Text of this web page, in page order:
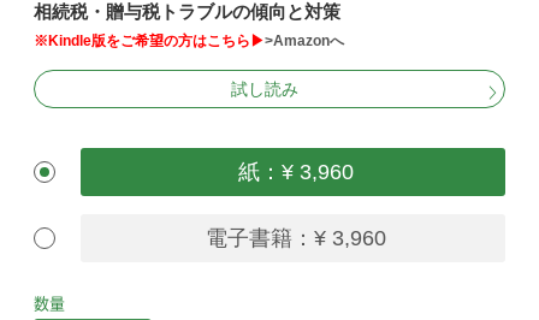
相続税・贈与税トラブルの傾向と対策
※Kindle版をご希望の方はこちら▶>Amazonへ
試し読み
紙：¥ 3,960
電子書籍：¥ 3,960
数量